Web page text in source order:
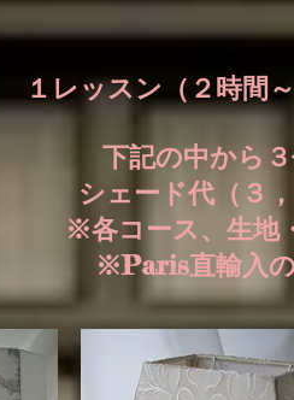
１レッスン（２時
下記の中から
シェード代（３
※各コース、生地
※Paris直輸入